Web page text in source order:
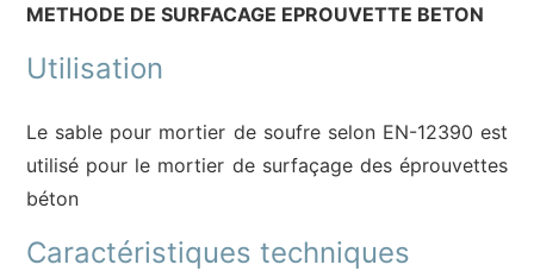
METHODE DE SURFACAGE EPROUVETTE BETON
Utilisation
Le sable pour mortier de soufre selon EN-12390 est
utilisé pour le mortier de surfaçage des éprouvettes
béton
Caractéristiques techniques